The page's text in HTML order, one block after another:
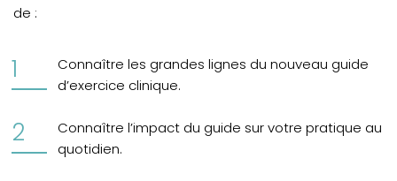
de :
Connaître les grandes lignes du nouveau guide
d’exercice clinique.
Connaître l’impact du guide sur votre pratique au
quotidien.